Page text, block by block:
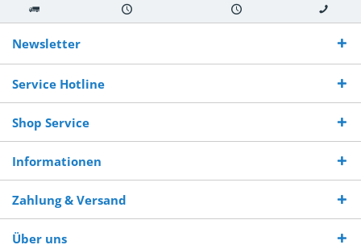
Kostenloser
Versand ab €
250,-
Versand innerhalb von Versand von So erreichen
Sie uns 0160
970 511 90
Newsletter
Service Hotline
Shop Service
Informationen
Zahlung & Versand
Über uns